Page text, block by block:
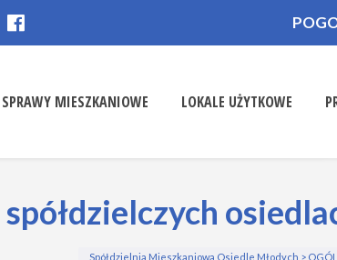
SPRAWY MIESZKANIOWE LOKALE UŻYTKOWE
Spółdzielnia Mieszkaniowa Osiedle Młodych >